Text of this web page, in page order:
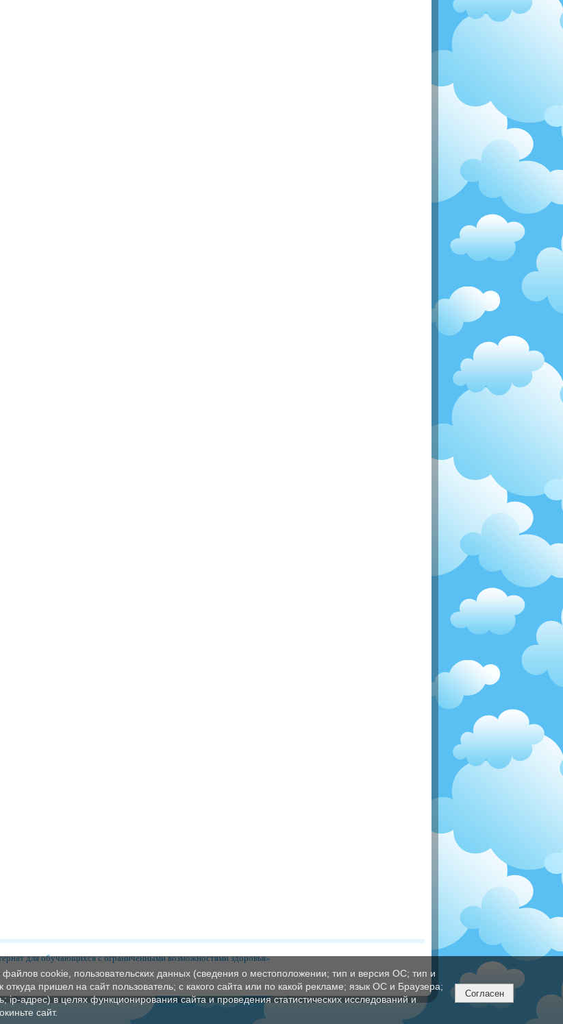
для обучающихся с ограниченными возможностями здоровья»
cookie, пользовательских данных (сведения о местоположении; тип и версия ОС; тип и
пришел на сайт пользователь; с какого сайта или по какой рекламе; язык ОС и Браузера;
ip-адрес) в целях функционирования сайта и проведения статистических исследований и
сайт.
Согласен